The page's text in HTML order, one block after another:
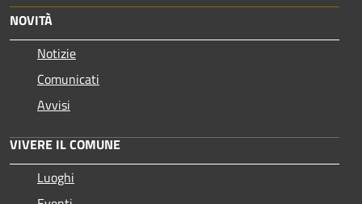
NOVITÀ
Notizie
Comunicati
Avvisi
VIVERE IL COMUNE
Luoghi